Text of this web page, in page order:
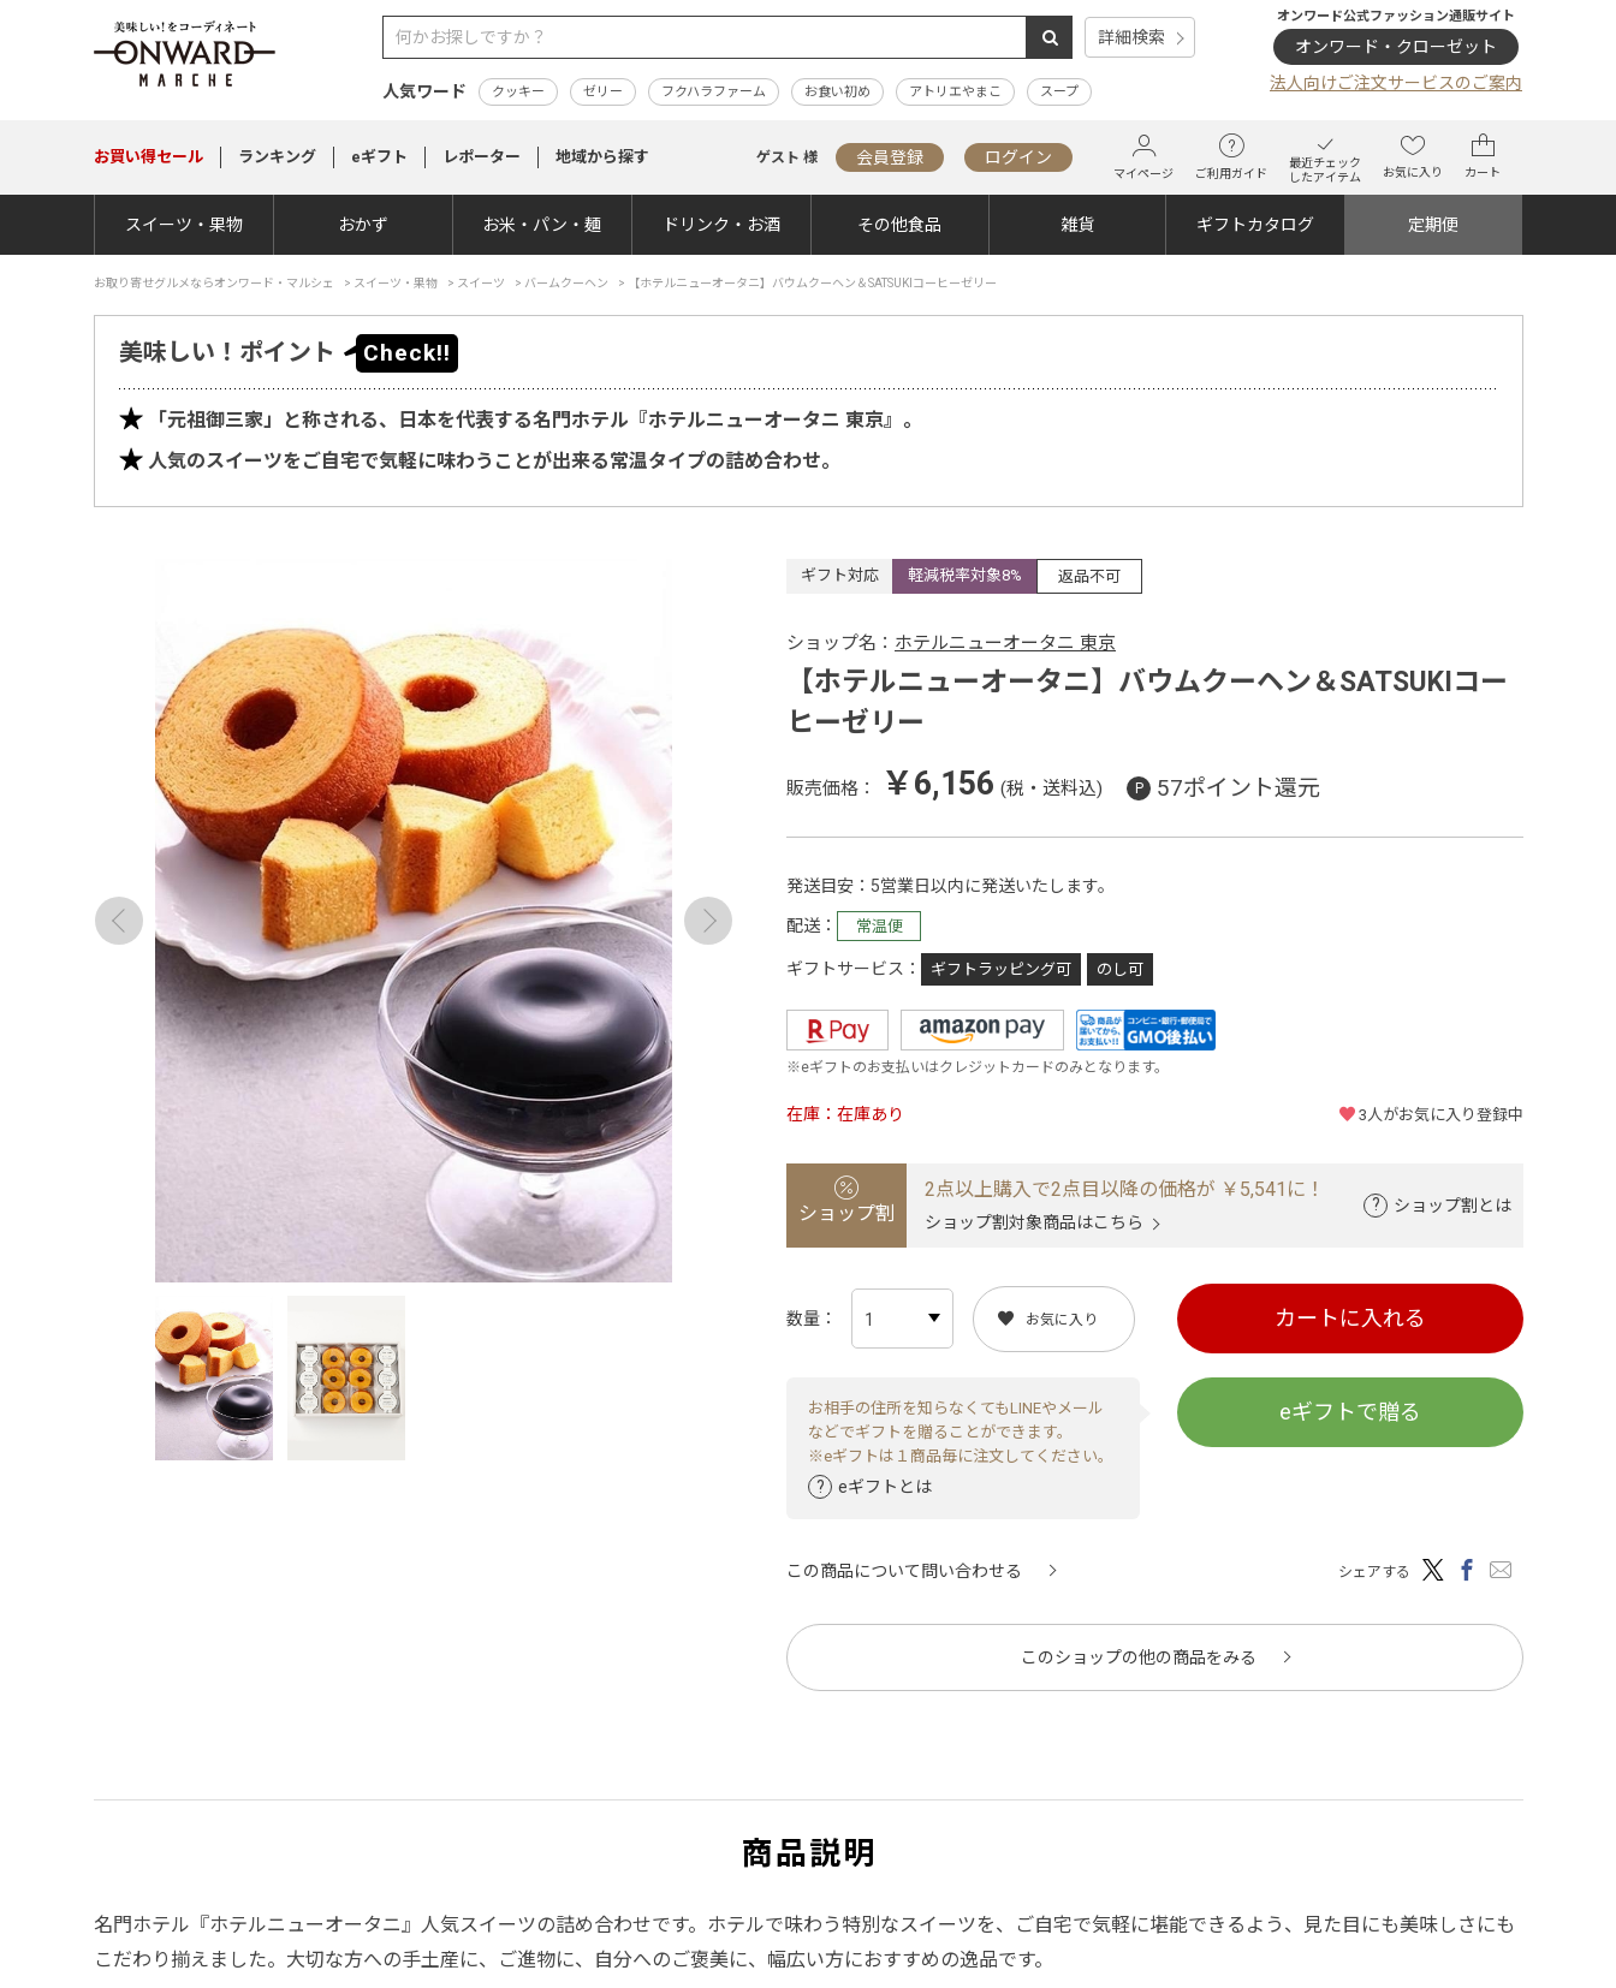
詳細検索
人気ワード クッキー ゼリー フクハラファーム お食い初め アトリエやまこ スープ
オンワード公式ファッション通販サイト
オンワード・クローゼット
法人向けご注文サービスのご案内
お買い得セール ランキング eギフト レポーター 地域から探す ゲスト 様 会員登録 ログイン
マイページ ご利用ガイド
最近チェック
したアイテム
お気に入り カート
スイーツ・果物 おかず お米・パン・麺 ドリンク・お酒 その他食品 雑貨 ギフトカタログ 定期便
お取り寄せグルメならオンワード・マルシェ > スイーツ・果物 > スイーツ > バームクーヘン > 【ホテルニューオータニ】バウムクーヘン＆SATSUKIコーヒーゼリー
美味しい！ポイント
「元祖御三家」と称される、日本を代表する名門ホテル『ホテルニューオータニ 東京』。
人気のスイーツをご自宅で気軽に味わうことが出来る常温タイプの詰め合わせ。
ギフト対応 軽減税率対象8% 返品不可
ショップ名： ホテルニューオータニ 東京
【ホテルニューオータニ】バウムクーヘン＆SATSUKIコー
ヒーゼリー
販売価格： ￥6,156 (税・送料込) 57ポイント還元
発送目安 5営業日以内に発送いたします。
配送 常温便
ギフトサービス ギフトラッピング可 のし可
※eギフトのお支払いはクレジットカードのみとなります。
在庫 在庫あり 3人がお気に入り登録中
ショップ割
2点以上購入で2点目以降の価格が ￥5,541に！
ショップ割対象商品はこちら
ショップ割とは
数量 お気に入り カートに入れる
お相手の住所を知らなくてもLINEやメール
などでギフトを贈ることができます。
※eギフトは１商品毎に注文してください。
eギフトとは
eギフトで贈る
この商品について問い合わせる シェアする
このショップの他の商品をみる
商品説明
名門ホテル『ホテルニューオータニ』人気スイーツの詰め合わせです。ホテルで味わう特別なスイーツを、ご自宅で気軽に堪能できるよう、見た目にも美味しさにも
こだわり揃えました。大切な方への手土産に、ご進物に、自分へのご褒美に、幅広い方におすすめの逸品です。